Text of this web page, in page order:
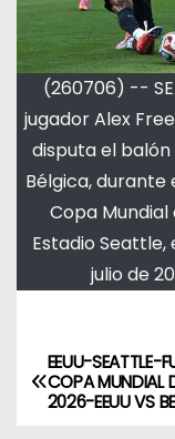
(260706) --
jugador Alex
disputa el
Bélgica,
Copa Mundial
Estadio Seattle,
julio de
N
a
EEUU-SEATTLE-
COPA MUNDIAL
2026-EEUU VS